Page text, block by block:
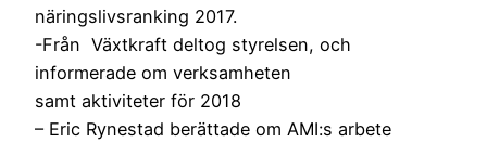
näringslivsranking 2017.
-Från Växtkraft deltog styrelsen, och
informerade om verksamheten
samt aktiviteter för 2018
– Eric Rynestad berättade om AMI:s arbete